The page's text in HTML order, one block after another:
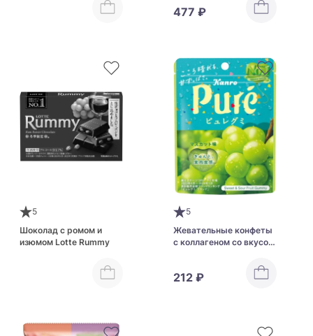
477 ₽
5
Шоколад с ромом и
изюмом Lotte Rummy
5
Жевательные конфеты
с коллагеном со вкусом
Collagen Muscat
212 ₽